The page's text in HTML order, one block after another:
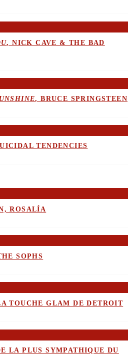
, NICK CAVE & THE BAD
, BRUCE SPRINGSTEEN
TENDENCIES
ROSALÍA
SOPHS
TOUCHE GLAM DE DETROIT
LA PLUS SYMPATHIQUE DU